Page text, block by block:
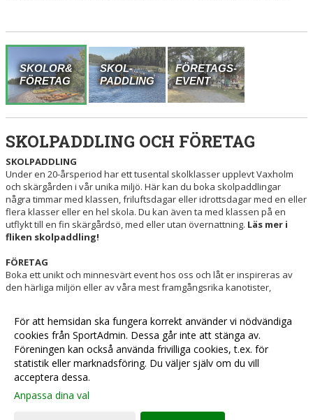
SKOLOR&
FÖRETAG
SKOL-
PADDLING
FÖRETAGS-
EVENT
SKOLPADDLING OCH FÖRETAG
SKOLPADDLING
Under en 20-årsperiod har ett tusental skolklasser upplevt Vaxholm
och skärgården i vår unika miljö. Här kan du boka skolpaddlingar
några timmar med klassen, friluftsdagar eller idrottsdagar med en eller
flera klasser eller en hel skola. Du kan även ta med klassen på en
utflykt till en fin skärgårdsö, med eller utan övernattning. Läs mer i
fliken skolpaddling!
FÖRETAG
Boka ett unikt och minnesvärt event hos oss och låt er inspireras av
den härliga miljön eller av våra mest framgångsrika kanotister,
en avkopplande grillkväll vid klubben. Vill du ha mer äventyr fixar vi det
oxå.Läs mer under fliken företagsevent!
För att hemsidan ska fungera korrekt använder vi nödvändiga
cookies från SportAdmin. Dessa går inte att stänga av.
Föreningen kan också använda frivilliga cookies, t.ex. för
statistik eller marknadsföring. Du väljer själv om du vill
acceptera dessa.
Anpassa dina val